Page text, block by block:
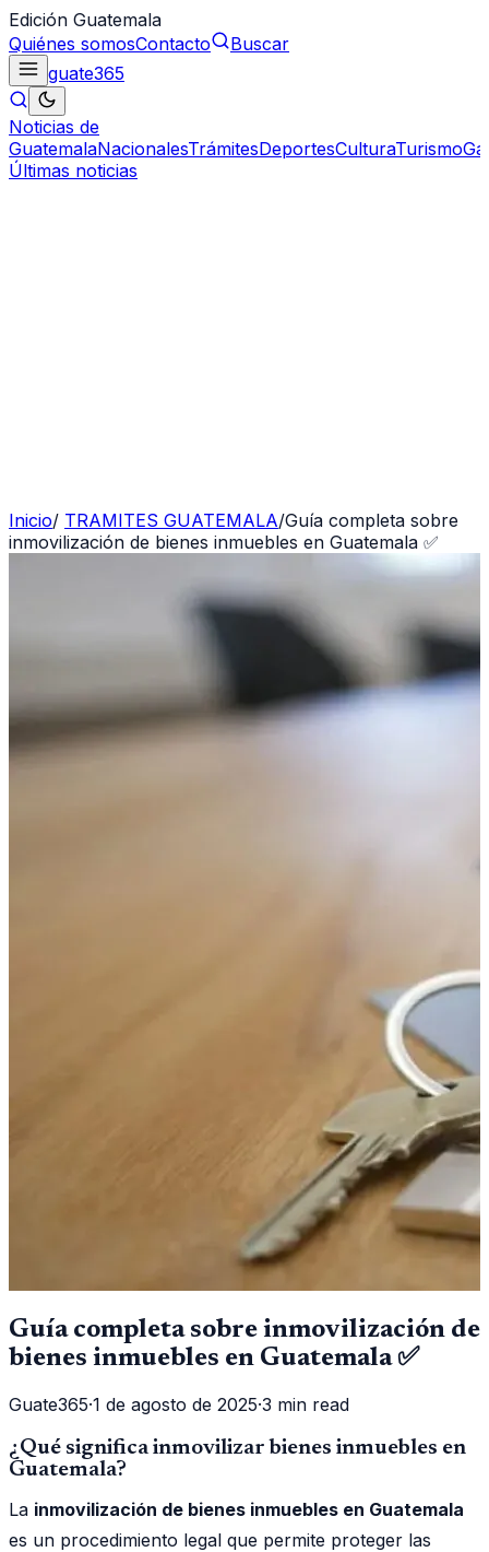
Edición Guatemala
Quiénes somosContacto
Buscar
guate365
Noticias de
GuatemalaNacionalesTrámitesDeportesCulturaTurismo
Últimas noticias
Inicio/ TRAMITES GUATEMALA/Guía completa sobre
inmovilización de bienes inmuebles en Guatemala ✅
Guía completa sobre inmovilización de
bienes inmuebles en Guatemala ✅
Guate365·1 de agosto de 2025·3 min read
¿Qué significa inmovilizar bienes inmuebles en
Guatemala?
La inmovilización de bienes inmuebles en Guatemala
es un procedimiento legal que permite proteger las